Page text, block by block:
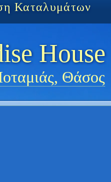
Καταλυμάτων
House
Θάσος